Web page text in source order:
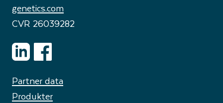
genetics.com
CVR 26039282
Partner data
Produkter